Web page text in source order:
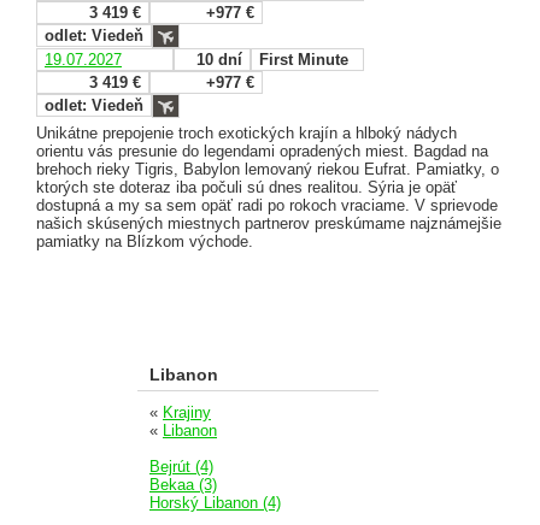
3 419 €
+977 €
odlet: Viedeň
19.07.2027
10 dní
First Minute
3 419 €
+977 €
odlet: Viedeň
Unikátne prepojenie troch exotických krajín a hlboký nádych
orientu vás presunie do legendami opradených miest. Bagdad na
brehoch rieky Tigris, Babylon lemovaný riekou Eufrat. Pamiatky, o
ktorých ste doteraz iba počuli sú dnes realitou. Sýria je opäť
dostupná a my sa sem opäť radi po rokoch vraciame. V sprievode
našich skúsených miestnych partnerov preskúmame najznámejšie
pamiatky na Blízkom východe.
Libanon
« Krajiny
« Libanon
Bejrút (4)
Bekaa (3)
Horský Libanon (4)